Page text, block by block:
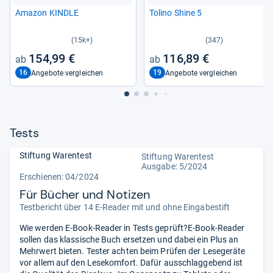
Ama­zon KINDLE
(15k+)
154,99 €
16 Angebote vergleichen
Tolino Shine 5
(347)
116,89 €
19 Angebote vergleichen
Tests
Stiftung Warentest
Stiftung Warentest
Ausgabe: 5/2024
Erschienen: 04/2024
Für Bücher und Notizen
Testbericht über 14 E-Reader mit und ohne Eingabestift
Wie werden E-Book-Reader in Tests geprüft?E-Book-Reader
sollen das klassische Buch ersetzen und dabei ein Plus an
Mehrwert bieten. Tester achten beim Prüfen der Lesegeräte
vor allem auf den Lesekomfort. Dafür ausschlaggebend ist